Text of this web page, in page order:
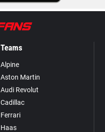
Teams
Alpine
Aston Martin
Audi Revolut
Cadillac
Ferrari
Haas